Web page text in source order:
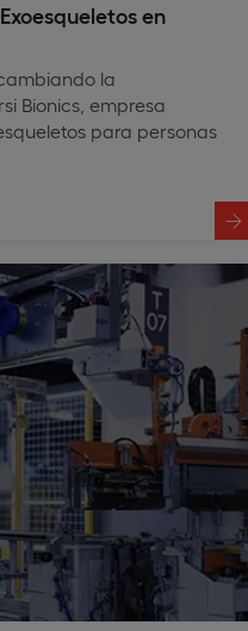
en
la
Bionics, empresa
para personas